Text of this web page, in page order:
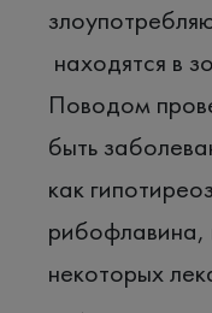
находятся в
Поводом
быть
как
рибофлавина,
некоторых